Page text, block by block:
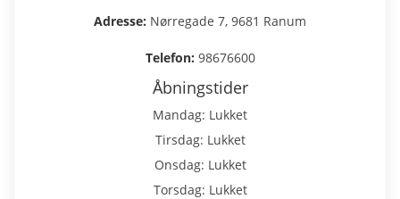
Adresse: Nørregade 7, 9681 Ranum
Telefon: 98676600
Åbningstider
Mandag: Lukket
Tirsdag: Lukket
Onsdag: Lukket
Torsdag: Lukket